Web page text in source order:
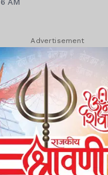
AM
Advertisement